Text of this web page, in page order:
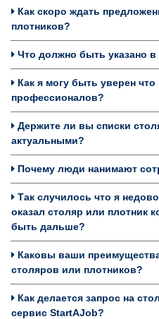
Как скоро ждать
плотников?
Что должно быть указано в
Как я могу быть уверен
профессионалов?
Держите ли вы списки
актуальными?
Почему люди нанимают
Так случилось что я
оказал столяр или плотник
быть дальше?
Каковы ваши
столяров или плотников?
Как делается запрос на
сервис StartAJob?